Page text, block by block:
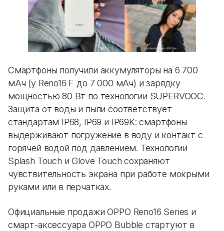
Смартфоны получили аккумуляторы на 6 700
мАч (у Reno16 F до 7 000 мАч) и зарядку
мощностью 80 Вт по технологии SUPERVOOC.
Защита от воды и пыли соответствует
стандартам IP68, IP69 и IP69K: смартфоны
выдерживают погружение в воду и контакт с
горячей водой под давлением. Технологии
Splash Touch и Glove Touch сохраняют
чувствительность экрана при работе мокрыми
руками или в перчатках.
Официальные продажи OPPO Reno16 Series и
смарт-аксессуара OPPO Bubble стартуют в